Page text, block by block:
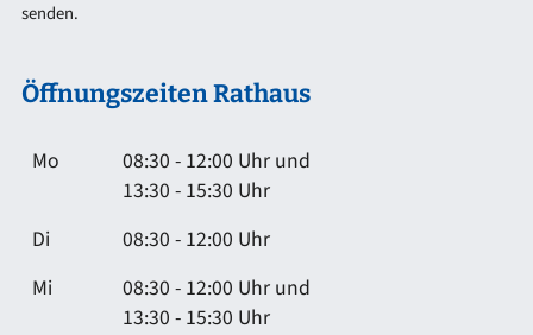
senden.
Öffnungszeiten Rathaus
Mo
08:30 - 12:00 Uhr und
13:30 - 15:30 Uhr
Di
08:30 - 12:00 Uhr
Mi
08:30 - 12:00 Uhr und
13:30 - 15:30 Uhr